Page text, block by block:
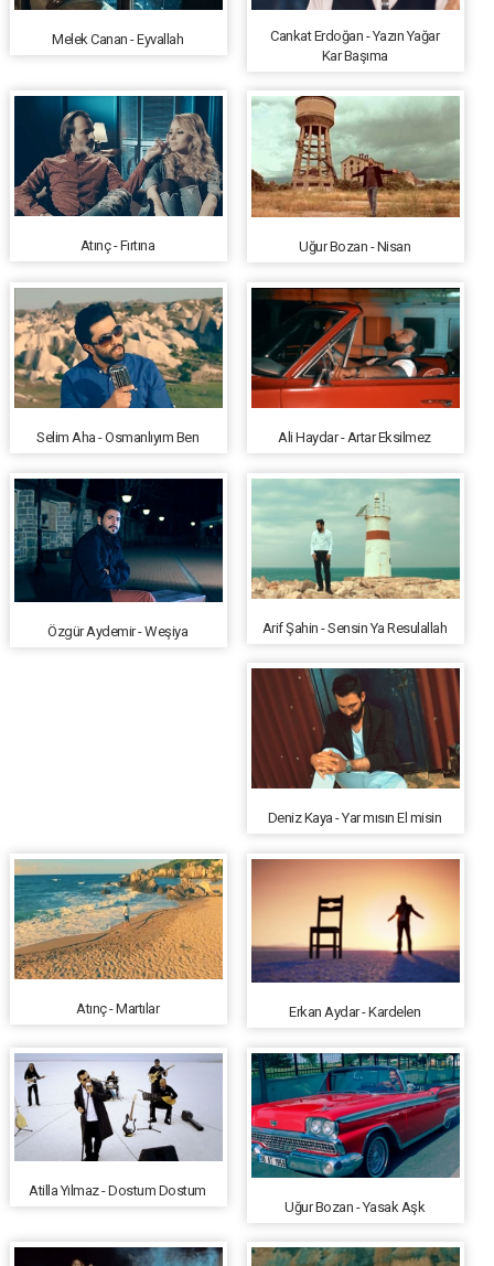
Melek Canan - Eyvallah
Cankat Erdoğan - Yazın Yağar
Kar Başıma
Atınç - Fırtına Uğur Bozan - Nisan
Selim Aha - Osmanlıyım Ben Ali Haydar - Artar Eksilmez
Özgür Aydemir - Weşiya Arif Şahin - Sensin Ya Resulallah
Deniz Kaya - Yar mısın El misin
Atınç - Martılar Erkan Aydar - Kardelen
Atilla Yılmaz - Dostum Dostum
Uğur Bozan - Yasak Aşk